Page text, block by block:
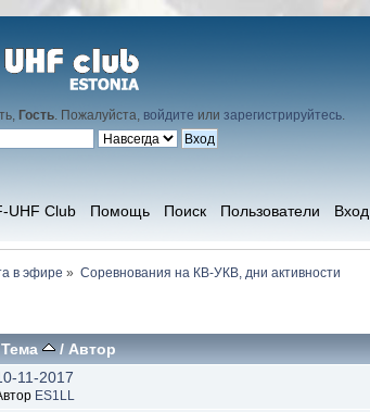
Гость. Пожалуйста, войдите илизарегистрируйтесь.
UHF Club Помощь Поиск Пользователи Вход
в эфире » Соревнования на КВ-УКВ, дни активности
Тема /Автор
11-2017
ES1LL